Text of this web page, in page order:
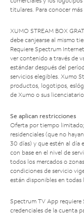
titulares. Para conocer
XUMO STREAM BOX
debe canjearse al mismo
Requiere Spectrum
ver contenido a través de
estándar después del
servicios elegibles. Xumo
productos, logotipos,
de Xumo o sus
Se aplican restricciones
Oferta por tiempo
residenciales (que no
30 días) y que estén al día
con base en el nivel de
todos los mercados o
condiciones de servicio
están disponibles en todas
Spectrum TV App requiere
credenciales de la cuenta